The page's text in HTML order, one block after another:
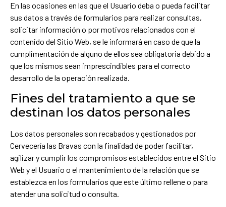
En las ocasiones en las que el Usuario deba o pueda facilitar
sus datos a través de formularios para realizar consultas,
solicitar información o por motivos relacionados con el
contenido del Sitio Web, se le informará en caso de que la
cumplimentación de alguno de ellos sea obligatoria debido a
que los mismos sean imprescindibles para el correcto
desarrollo de la operación realizada.
Fines del tratamiento a que se
destinan los datos personales
Los datos personales son recabados y gestionados por
Cervecería las Bravas con la finalidad de poder facilitar,
agilizar y cumplir los compromisos establecidos entre el Sitio
Web y el Usuario o el mantenimiento de la relación que se
establezca en los formularios que este último rellene o para
atender una solicitud o consulta.